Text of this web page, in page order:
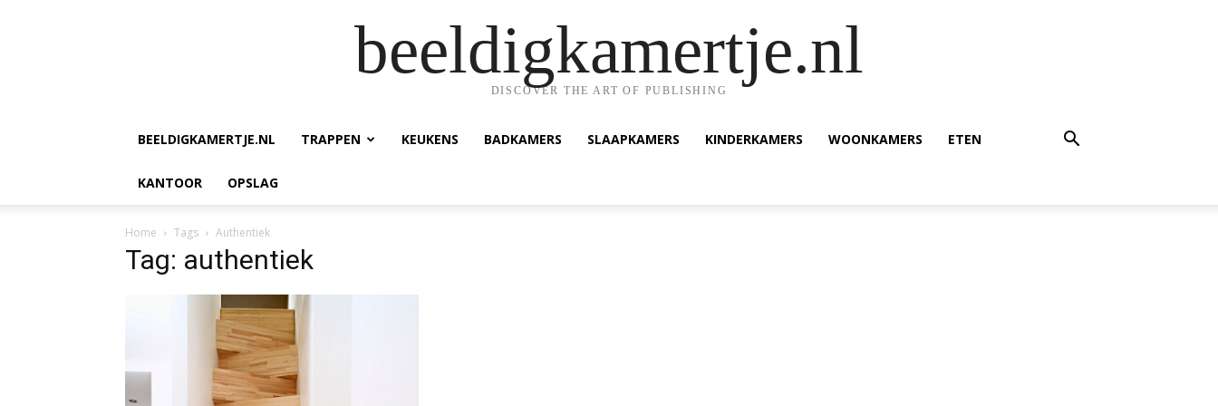
beeldigkamertje.nl
DISCOVER THE ART OF PUBLISHING
BEELDIGKAMERTJE.NL TRAPPEN KEUKENS BADKAMERS SLAAPKAMERS KINDERKAMERS WOONKAMERS ETEN
KANTOOR OPSLAG
Home Tags Authentiek
Tag: authentiek